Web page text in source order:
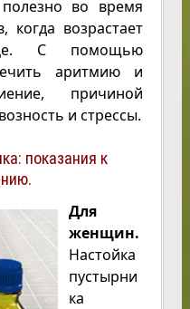
во время
когда возрастает
С помощью
аритмию и
причиной
и стрессы.
показания к
Для
женщин.
Настойка
пустырни
ка